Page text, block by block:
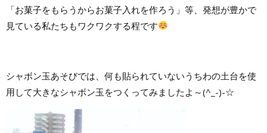
「お菓子をもらうからお菓子入れを作ろう」等、発想が豊かで
見ている私たちもワクワクする程です
シャボン玉あそびでは、何も貼られていないうちわの土台を使
用して大きなシャボン玉をつくってみましたよ～(^_-)-☆